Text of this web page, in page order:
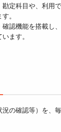
勘定科目や、利用
。
確認機能を搭載し
ます。
の確認等）を、